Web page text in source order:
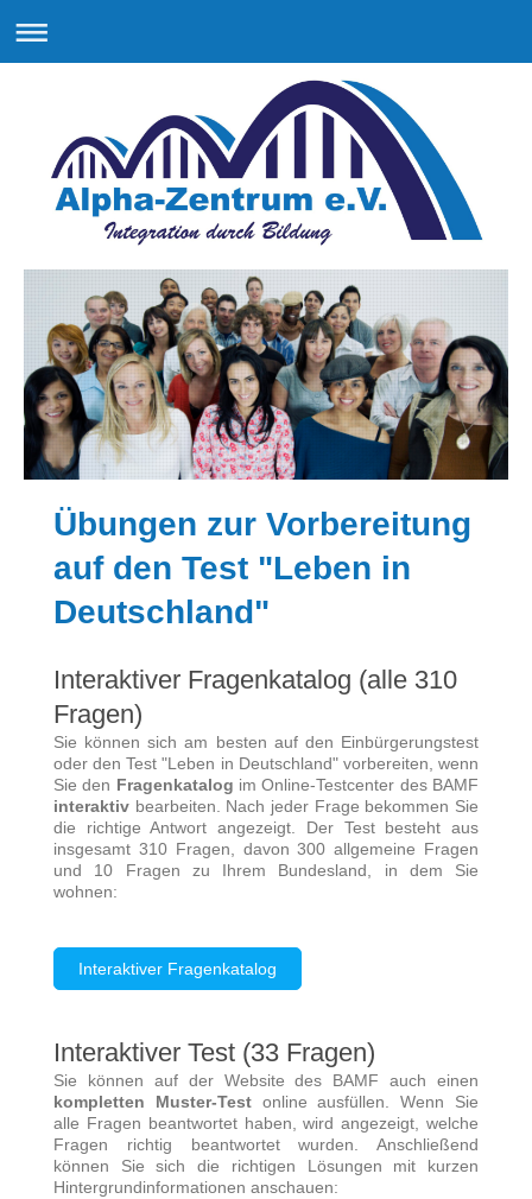
Übungen zur Vorbereitung
auf den Test "Leben in
Deutschland"
Interaktiver Fragenkatalog (alle 310
Fragen)
Sie können sich am besten auf den Einbürgerungstest
oder den Test "Leben in Deutschland" vorbereiten, wenn
Sie den Fragenkatalog im Online-Testcenter des BAMF
interaktiv bearbeiten. Nach jeder Frage bekommen Sie
die richtige Antwort angezeigt. Der Test besteht aus
insgesamt 310 Fragen, davon 300 allgemeine Fragen
und 10 Fragen zu Ihrem Bundesland, in dem Sie
wohnen:
Interaktiver Fragenkatalog
Interaktiver Test (33 Fragen)
Sie können auf der Website des BAMF auch einen
kompletten Muster-Testonline ausfüllen. Wenn Sie
alle Fragen beantwortet haben, wird angezeigt, welche
Fragen richtig beantwortet wurden. Anschließend
können Sie sich die richtigen Lösungen mit kurzen
Hintergrundinformationen anschauen: